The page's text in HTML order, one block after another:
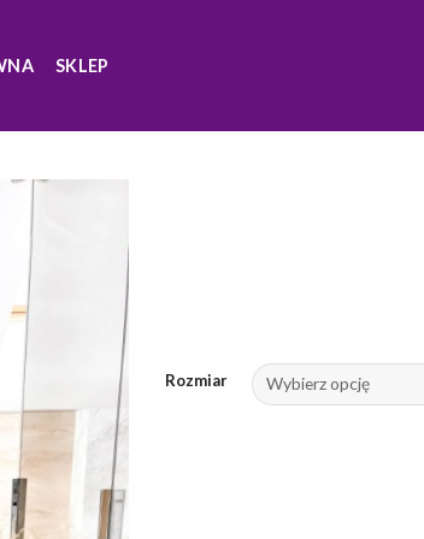
SKLEP
Rozmiar